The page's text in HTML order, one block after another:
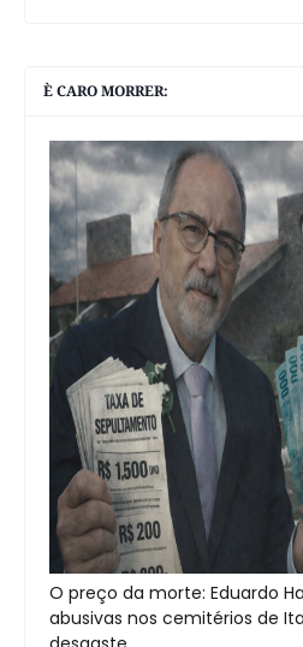
È CARO MORRER:
O preço da morte: Eduardo
abusivas nos cemitérios de